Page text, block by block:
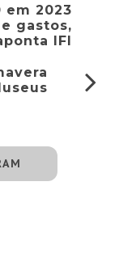
em 2023
gastos,
IFI